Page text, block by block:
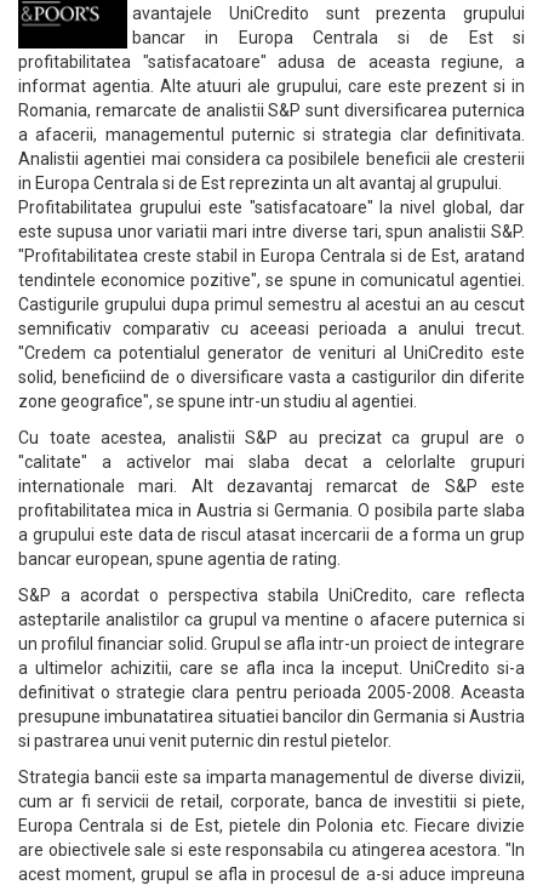
avantajele UniCredito sunt prezenta grupului
bancar in Europa Centrala si de Est si
profitabilitatea "satisfacatoare" adusa de aceasta regiune, a
informat agentia. Alte atuuri ale grupului, care este prezent si in
Romania, remarcate de analistii S&P sunt diversificarea puternica
a afacerii, managementul puternic si strategia clar definitivata.
Analistii agentiei mai considera ca posibilele beneficii ale cresterii
in Europa Centrala si de Est reprezinta un alt avantaj al grupului.
Profitabilitatea grupului este "satisfacatoare" la nivel global, dar
este supusa unor variatii mari intre diverse tari, spun analistii S&P.
"Profitabilitatea creste stabil in Europa Centrala si de Est, aratand
tendintele economice pozitive", se spune in comunicatul agentiei.
Castigurile grupului dupa primul semestru al acestui an au cescut
semnificativ comparativ cu aceeasi perioada a anului trecut.
"Credem ca potentialul generator de venituri al UniCredito este
solid, beneficiind de o diversificare vasta a castigurilor din diferite
zone geografice", se spune intr-un studiu al agentiei.
Cu toate acestea, analistii S&P au precizat ca grupul are o
"calitate" a activelor mai slaba decat a celorlalte grupuri
internationale mari. Alt dezavantaj remarcat de S&P este
profitabilitatea mica in Austria si Germania. O posibila parte slaba
a grupului este data de riscul atasat incercarii de a forma un grup
bancar european, spune agentia de rating.
S&P a acordat o perspectiva stabila UniCredito, care reflecta
asteptarile analistilor ca grupul va mentine o afacere puternica si
un profilul financiar solid. Grupul se afla intr-un proiect de integrare
a ultimelor achizitii, care se afla inca la inceput. UniCredito si-a
definitivat o strategie clara pentru perioada 2005-2008. Aceasta
presupune imbunatatirea situatiei bancilor din Germania si Austria
si pastrarea unui venit puternic din restul pietelor.
Strategia bancii este sa imparta managementul de diverse divizii,
cum ar fi servicii de retail, corporate, banca de investitii si piete,
Europa Centrala si de Est, pietele din Polonia etc. Fiecare divizie
are obiectivele sale si este responsabila cu atingerea acestora. "In
acest moment, grupul se afla in procesul de a-si aduce impreuna